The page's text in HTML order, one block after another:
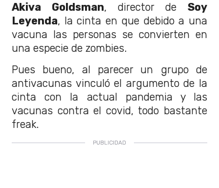
Akiva Goldsman, director de Soy
Leyenda, la cinta en que debido a una
vacuna las personas se convierten en
una especie de zombies.
Pues bueno, al parecer un grupo de
antivacunas vinculó el argumento de la
cinta con la actual pandemia y las
vacunas contra el covid, todo bastante
freak.